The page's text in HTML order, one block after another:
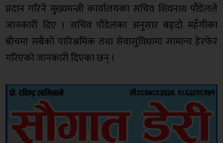
प्रदान गरिने मुख्यमन्त्री कार्यालयका सचिव शिवनाथ पौडेलले
जानकारी दिए । सचिव पौडेलका अनुसार बढ्दो महँगीका
बीचमा सबैको पारिश्रमिक तथा सेवासुविधामा सामान्य हेरफेर
गरिएको जानकारी दिएका छन् ।